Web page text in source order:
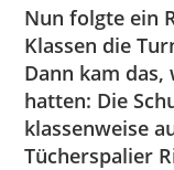
Nun folgte ein
Klassen die
Dann kam
hatten: Die
klassenweise
Tücherspalier